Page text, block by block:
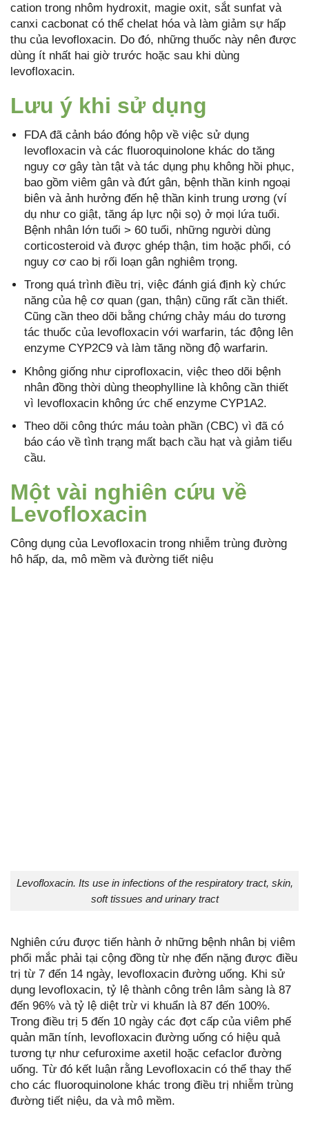
cation trong nhôm hydroxit, magie oxit, sắt sunfat và
canxi cacbonat có thể chelat hóa và làm giảm sự hấp
thu của levofloxacin. Do đó, những thuốc này nên được
dùng ít nhất hai giờ trước hoặc sau khi dùng
levofloxacin.
Lưu ý khi sử dụng
FDA đã cảnh báo đóng hộp về việc sử dụng
levofloxacin và các fluoroquinolone khác do tăng
nguy cơ gây tàn tật và tác dụng phụ không hồi phục,
bao gồm viêm gân và đứt gân, bệnh thần kinh ngoại
biên và ảnh hưởng đến hệ thần kinh trung ương (ví
dụ như co giật, tăng áp lực nội sọ) ở mọi lứa tuổi.
Bệnh nhân lớn tuổi > 60 tuổi, những người dùng
corticosteroid và được ghép thận, tim hoặc phổi, có
nguy cơ cao bị rối loạn gân nghiêm trọng.
Trong quá trình điều trị, việc đánh giá định kỳ chức
năng của hệ cơ quan (gan, thận) cũng rất cần thiết.
Cũng cần theo dõi bằng chứng chảy máu do tương
tác thuốc của levofloxacin với warfarin, tác động lên
enzyme CYP2C9 và làm tăng nồng độ warfarin.
Không giống như ciprofloxacin, việc theo dõi bệnh
nhân đồng thời dùng theophylline là không cần thiết
vì levofloxacin không ức chế enzyme CYP1A2.
Theo dõi công thức máu toàn phần (CBC) vì đã có
báo cáo về tình trạng mất bạch cầu hạt và giảm tiểu
cầu.
Một vài nghiên cứu về
Levofloxacin
Công dụng của Levofloxacin trong nhiễm trùng đường
hô hấp, da, mô mềm và đường tiết niệu
Levofloxacin. Its use in infections of the respiratory tract, skin,
soft tissues and urinary tract
Nghiên cứu được tiến hành ở những bệnh nhân bị viêm
phổi mắc phải tại cộng đồng từ nhẹ đến nặng được điều
trị từ 7 đến 14 ngày, levofloxacin đường uống. Khi sử
dụng levofloxacin, tỷ lệ thành công trên lâm sàng là 87
đến 96% và tỷ lệ diệt trừ vi khuẩn là 87 đến 100%.
Trong điều trị 5 đến 10 ngày các đợt cấp của viêm phế
quản mãn tính, levofloxacin đường uống có hiệu quả
tương tự như cefuroxime axetil hoặc cefaclor đường
uống. Từ đó kết luận rằng Levofloxacin có thể thay thế
cho các fluoroquinolone khác trong điều trị nhiễm trùng
đường tiết niệu, da và mô mềm.